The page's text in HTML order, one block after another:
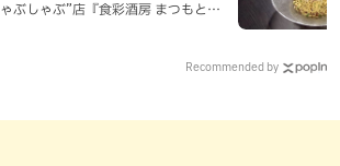
ゃぶしゃぶ”店『食彩酒房 まつもと』
Recommended by